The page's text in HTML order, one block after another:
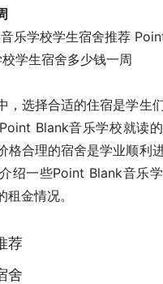
，选择合适的住宿是学生
Blank音乐学校就读的
格合理的宿舍是学业顺利
绍一些Point Blank音乐
金情况。
荐
舍